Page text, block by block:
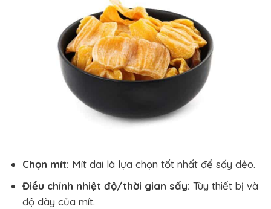
Chọn mít: Mít dai là lựa chọn tốt nhất để sấy dẻo.
Điều chỉnh nhiệt độ/thời gian sấy: Tùy thiết bị và
độ dày của mít.